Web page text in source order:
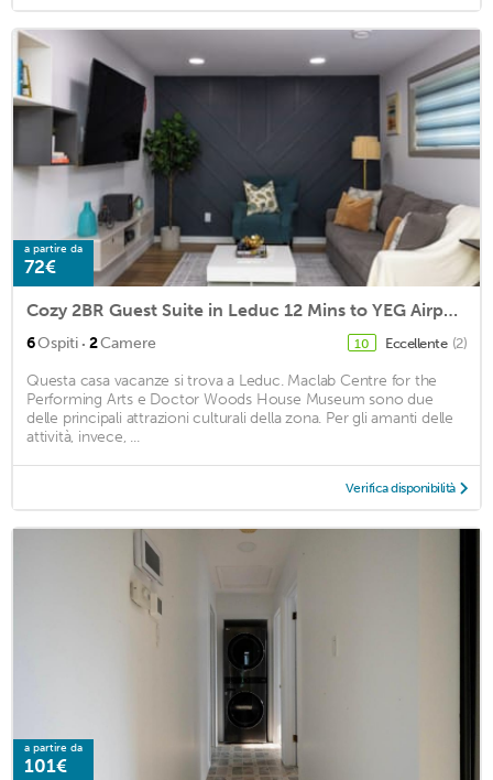
a partire da
72€
Cozy 2BR Guest Suite in Leduc 12 Mins to YEG Airport
6Ospiti · 2Camere 10 Eccellente (2)
Questa casa vacanze si trova a Leduc. Maclab Centre for the
Performing Arts e Doctor Woods House Museum sono due
delle principali attrazioni culturali della zona. Per gli amanti delle
attività, invece, ...
Verifica disponibilità
a partire da
101€